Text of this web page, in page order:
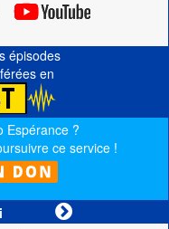
épisodes
en
Espérance ?
ce service !